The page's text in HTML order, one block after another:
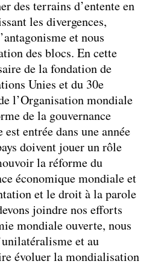
des terrains d’entente en
les divergences,
et nous
des blocs. En cette
de la fondation de
Unies et du 30e
l’Organisation mondiale
de la gouvernance
entrée dans une année
doivent jouer un rôle
la réforme du
économique mondiale et
et le droit à la parole
joindre nos efforts
mondiale ouverte, nous
et au
évoluer la mondialisation